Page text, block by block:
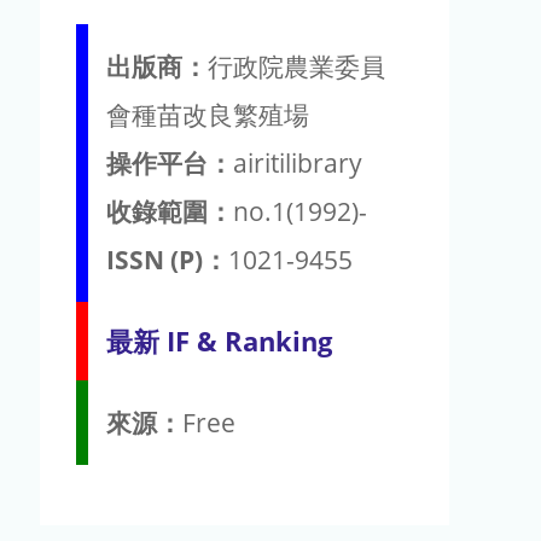
出版商： 行政院農業委員
會種苗改良繁殖場
操作平台： airitilibrary
收錄範圍： no.1(1992)-
ISSN (P)： 1021-9455
最新 IF & Ranking
來源： Free